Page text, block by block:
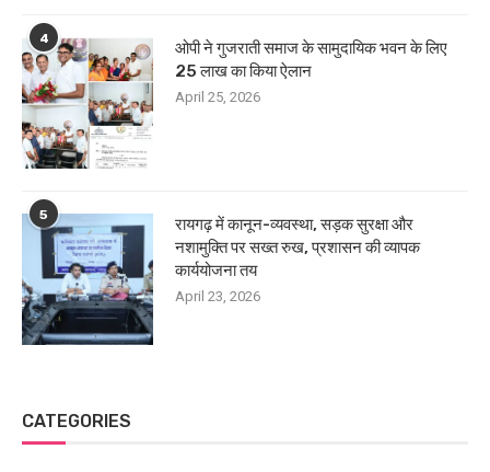
4
ओपी ने गुजराती समाज के सामुदायिक भवन के लिए
25 लाख का किया ऐलान
April 25, 2026
5
रायगढ़ में कानून-व्यवस्था, सड़क सुरक्षा और
नशामुक्ति पर सख्त रुख, प्रशासन की व्यापक
कार्ययोजना तय
April 23, 2026
CATEGORIES